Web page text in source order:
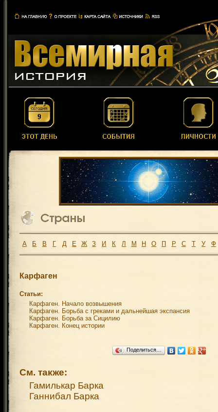
А Б В Г Д Е Ж З И К Л М Н О П Р С Т У Ф
Карфаген
Статьи:
Карфаген. Начало возвышения
Карфаген. Борьба с греками и дальнейшая экспансия
Карфаген. Борьба за Сицилию
Карфаген. Конец истории
Поделиться…
См. также:
Гамилькар Барка
Ганнибал Барка